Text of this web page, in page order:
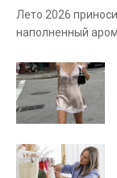
Лето 2026
наполненный